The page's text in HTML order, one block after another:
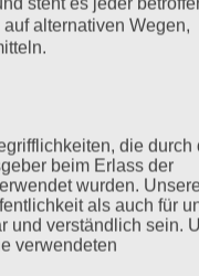
gegen
der
alternativen Wegen,
die durch
beim Erlass der
wurden. Unsere
als auch für
und verständlich sein.
verwendeten